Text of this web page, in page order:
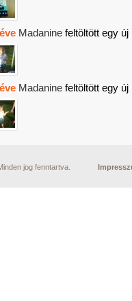
Madanine feltöltött egy új
Madanine feltöltött egy új
jog fenntartva.